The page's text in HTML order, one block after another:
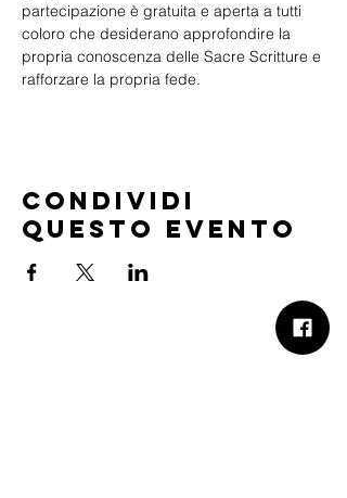
partecipazione è gratuita e aperta a tutti
coloro che desiderano approfondire la
propria conoscenza delle Sacre Scritture e
rafforzare la propria fede.
Condividi
questo evento